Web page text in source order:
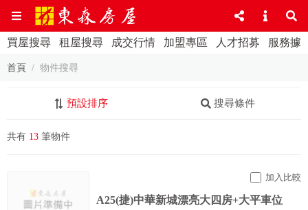
買屋搜尋 租屋搜尋 成交行情 加盟專區 人才招募 服務據
首頁 物件搜尋
預設排序 搜尋條件
共有 13 筆物件
加入比較
A25(捷)中華新城漂亮大四房+大平車位